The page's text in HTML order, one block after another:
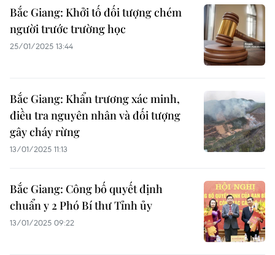
Bắc Giang: Khởi tố đối tượng chém
người trước trường học
25/01/2025 13:44
Bắc Giang: Khẩn trương xác minh,
điều tra nguyên nhân và đối tượng
gây cháy rừng
13/01/2025 11:13
Bắc Giang: Công bố quyết định
chuẩn y 2 Phó Bí thư Tỉnh ủy
13/01/2025 09:22